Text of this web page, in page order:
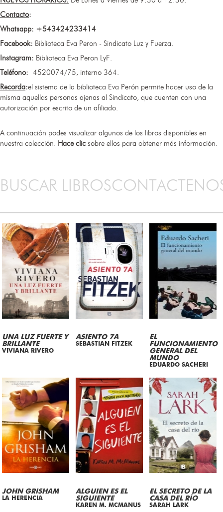
Contacto:
Whatsapp: +543424233414
Facebook: Biblioteca Eva Peron - Sindicato Luz y Fuerza.
Instagram: Biblioteca Eva Peron LyF.
Teléfono: 4520074/75, interno 364.
Recorda:el sistema de la biblioteca Eva Perón permite hacer uso de la
misma aquellas personas ajenas al Sindicato, que cuenten con una
autorización por escrito de un afiliado.
A continuación podes visualizar algunos de los libros disponibles en
nuestra colección. Hace clic sobre ellos para obtener más información.
BUSCAR LIBROS
UNA LUZ FUERTE Y
BRILLANTE
VIVIANA RIVERO
ASIENTO 7A
SEBASTIAN FITZEK
EL
FUNCIONAMIENTO
GENERAL DEL
MUNDO
EDUARDO SACHERI
JOHN GRISHAM
LA HERENCIA
ALGUIEN ES EL
SIGUIENTE
KAREN M. MCMANUS
EL SECRETO DE LA
CASA DEL RÍO
SARAH LARK